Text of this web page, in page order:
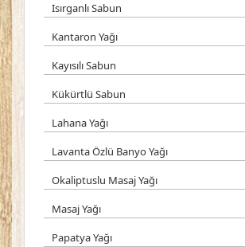
Isırganlı Sabun
Kantaron Yağı
Kayısılı Sabun
Kükürtlü Sabun
Lahana Yağı
Lavanta Özlü Banyo Yağı
Okaliptuslu Masaj Yağı
Masaj Yağı
Papatya Yağı